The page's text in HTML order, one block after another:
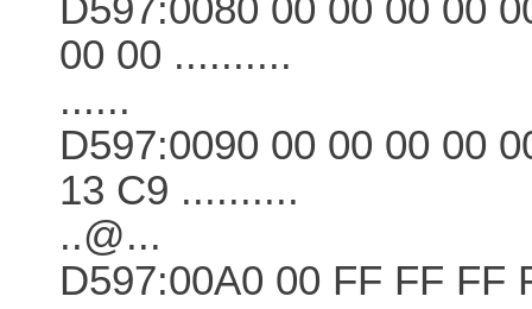
00 00 ..........
......
D597:0090 00 00 00 00
13 C9 ..........
..@...
D597:00A0 00 FF FF FF